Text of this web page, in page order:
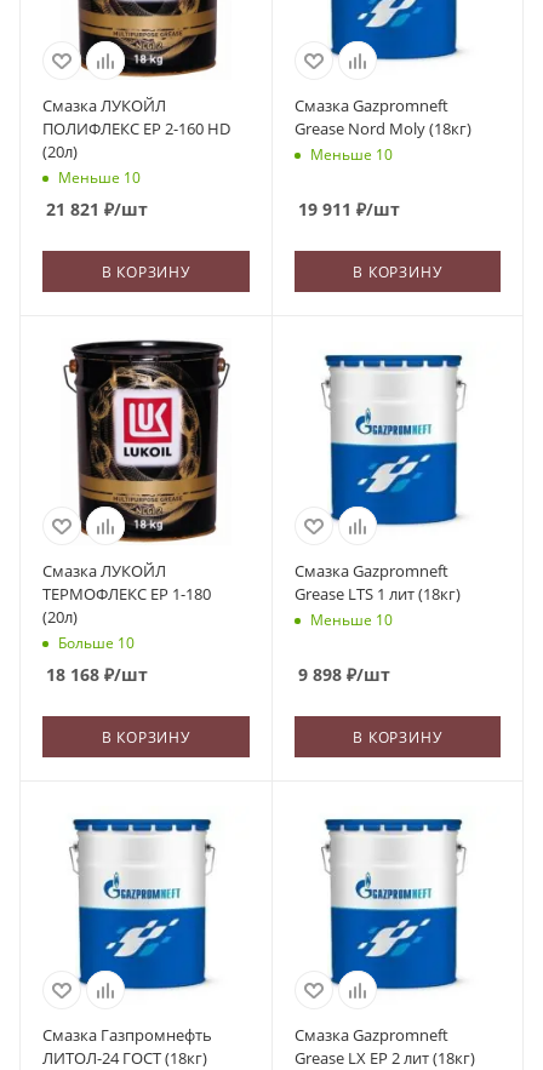
Смазка ЛУКОЙЛ
ПОЛИФЛЕКС ЕР 2-160 HD
(20л)
Меньше 10
21 821 ₽/шт
В КОРЗИНУ
Смазка Gazpromneft
Grease Nord Moly (18кг)
Меньше 10
19 911 ₽/шт
В КОРЗИНУ
Смазка ЛУКОЙЛ
ТЕРМОФЛЕКС ЕР 1-180
(20л)
Больше 10
18 168 ₽/шт
В КОРЗИНУ
Смазка Gazpromneft
Grease LTS 1 лит (18кг)
Меньше 10
9 898₽/шт
В КОРЗИНУ
Смазка Газпромнефть
ЛИТОЛ-24 ГОСТ (18кг)
Смазка Gazpromneft
Grease LX EP 2 лит (18кг)